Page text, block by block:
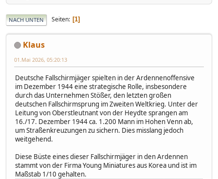
NACH UNTEN Seiten 1
Klaus
01.Mai 2026, 05:20:13
Deutsche Fallschirmjäger spielten in der Ardennenoffensive
im Dezember 1944 eine strategische Rolle, insbesondere
durch das Unternehmen Stößer, den letzten großen
deutschen Fallschirmsprung im Zweiten Weltkrieg. Unter der
Leitung von Oberstleutnant von der Heydte sprangen am
16./17. Dezember 1944 ca. 1.200 Mann im Hohen Venn ab,
um Straßenkreuzungen zu sichern. Dies misslang jedoch
weitgehend.
Diese Büste eines dieser Fallschirmjäger in den Ardennen
stammt von der Firma Young Miniatures aus Korea und ist im
Maßstab 1/10 gehalten.